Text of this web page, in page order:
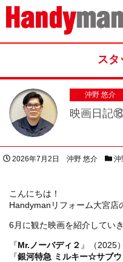
お風呂やキッチンのリフォー
スタ
沖野 悠介
映画日記
投稿日
2026年7月2日 著者
沖野 悠介 スタ沖
こんにちは！
Handymanリフォーム大宮店
6月に観た映画を紹介してい
『Mr.ノーバディ２ 』（2025）
『銀河特急 ミルキー☆サブ